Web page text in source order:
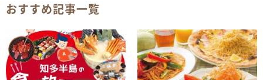
おすすめ記事一覧